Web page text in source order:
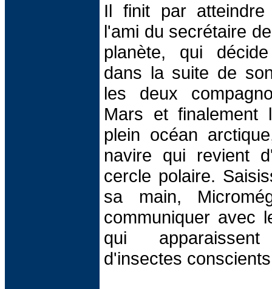
Il finit par
l'ami du secrétaire
planète, qui
dans la suite de
les deux
Mars et finalement
plein océan
navire qui revient
cercle polaire.
sa main,
communiquer avec
qui
d'insectes